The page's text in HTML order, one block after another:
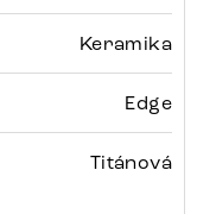
Keramika
Edge
Titánová